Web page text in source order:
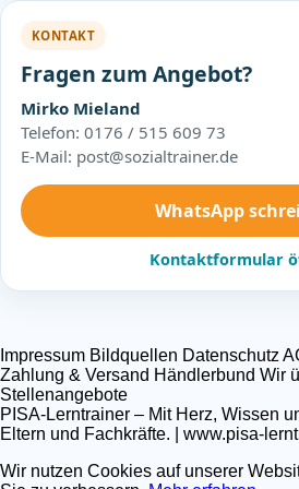
KONTAKT
Fragen zum Angebot?
Mirko Mieland
Telefon: 0176 / 515 609 73
E-Mail: post@sozialtrainer.de
WhatsApp
Kontaktformular
Impressum Bildquellen Datenschutz
Zahlung & Versand Händlerbund Wir
Stellenangebote
PISA-Lerntrainer – Mit Herz, Wissen
Eltern und Fachkräfte. | www.pisa-
Wir nutzen Cookies auf unserer